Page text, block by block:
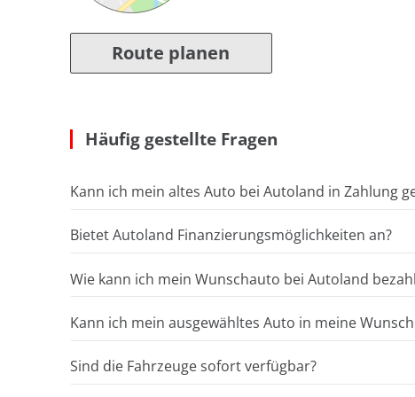
Route planen
Häufig gestellte Fragen
Kann ich mein altes Auto bei Autoland in Zahlung
Bietet Autoland Finanzierungsmöglichkeiten an?
Wie kann ich mein Wunschauto bei Autoland
Kann ich mein ausgewähltes Auto in meine
Sind die Fahrzeuge sofort verfügbar?